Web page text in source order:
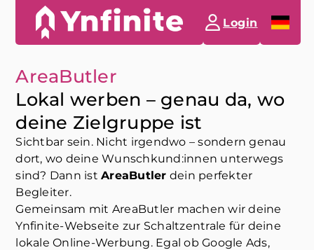
Login
AreaButler
Lokal werben – genau da, wo
deine Zielgruppe ist
Sichtbar sein. Nicht irgendwo – sondern genau
dort, wo deine Wunschkund:innen unterwegs
sind? Dann istAreaButler dein perfekter
Begleiter.
Gemeinsam mit AreaButler machen wir deine
Ynfinite-Webseite zur Schaltzentrale für deine
lokale Online-Werbung. Egal ob Google Ads,